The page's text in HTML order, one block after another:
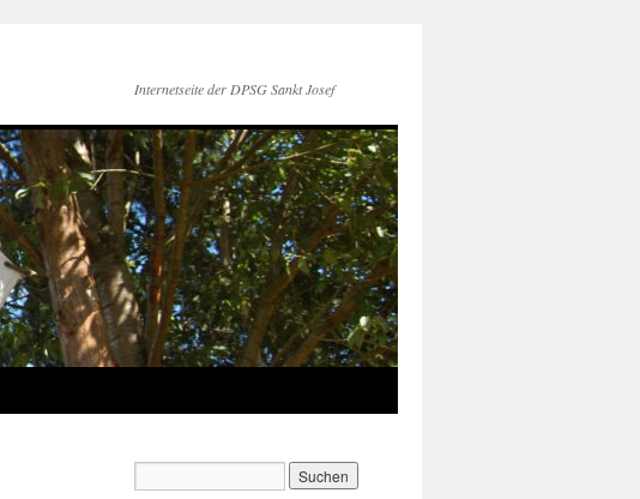
Internetseite der DPSG Sankt Josef